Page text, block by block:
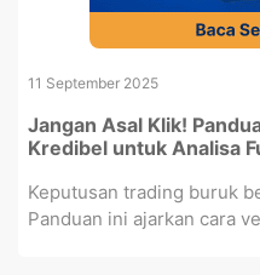
11 September 2025
Jangan Asal Klik!
Kredibel untuk Analisa
Keputusan trading buruk
Panduan ini ajarkan cara